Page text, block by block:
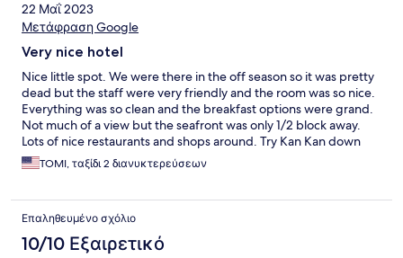
22 Μαΐ 2023
Μετάφραση Google
Very nice hotel
Nice little spot. We were there in the off season so it was pretty
dead but the staff were very friendly and the room was so nice.
Everything was so clean and the breakfast options were grand.
Not much of a view but the seafront was only 1/2 block away.
Lots of nice restaurants and shops around. Try Kan Kan down
the street. Best souvlaki in Greece :)
TOMI, ταξίδι 2 διανυκτερεύσεων
Επαληθευμένο σχόλιο
10/10 Εξαιρετικό